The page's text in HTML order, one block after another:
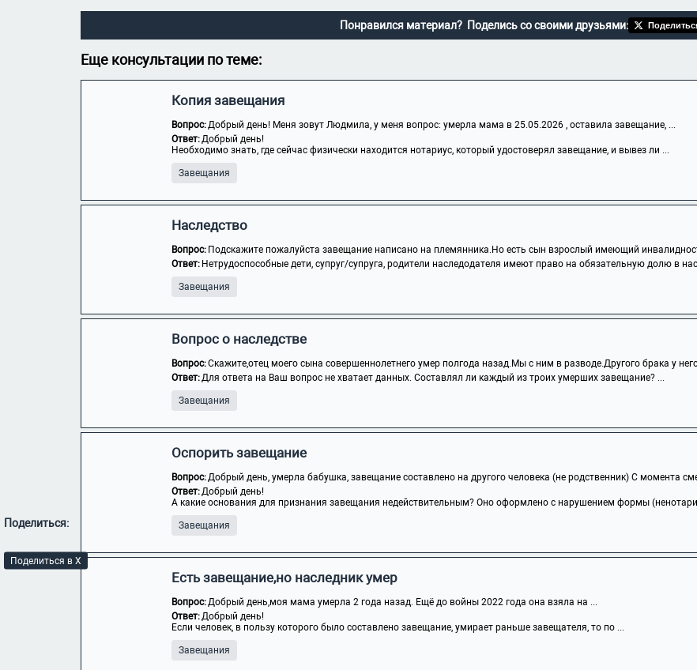
Поделиться:
Поделиться в X
Понравился материал? Поделись со своими друзьями:
Еще консультации по теме:
Копия завещания
Вопрос:Добрый день! Меня зовут Людмила, у меня вопрос: умерла мама в 25.05.2026 , оставила завещание, ...
Ответ:Добрый день!
Необходимо знать, где сейчас физически находится нотариус, который удостоверял завещание, и вывез ли ...
Завещания
Наследство
Вопрос: Подскажите пожалуйста завещание написано на племянника.Но есть сын взрослый имеющий
Ответ: Нетрудоспособные дети, супруг/супруга, родители наследодателя имеют право на обязательную долю в
Завещания
Вопрос о наследстве
Вопрос:Скажите,отец моего сына совершеннолетнего умер полгода назад.Мы с ним в разводе.Другого брака у
Ответ:Для ответа на Ваш вопрос не хватает данных. Составлял ли каждый из троих умерших завещание? ...
Завещания
Оспорить завещание
Вопрос:Добрый день, умерла бабушка, завещание составлено на другого человека (не родственник) С момента
Ответ:Добрый день!
А какие основания для признания завещания недействительным? Оно оформлено с нарушением формы
Завещания
Есть завещание,но наследник умер
Вопрос:Добрый день,моя мама умерла 2 года назад. Ещё до войны 2022 года она взяла на ...
Ответ:Добрый день!
Если человек, в пользу которого было составлено завещание, умирает раньше завещателя, то по ...
Завещания